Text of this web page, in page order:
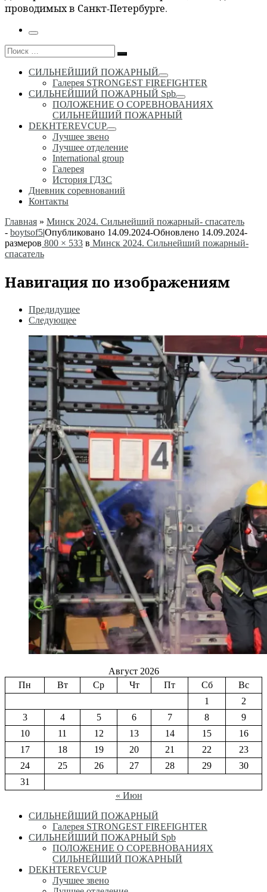
проводимых в Санкт-Петербурге.
Меню
Поиск
Поиск
…
СИЛЬНЕЙШИЙ ПОЖАРНЫЙ
Галерея STRONGEST FIREFIGHTER
СИЛЬНЕЙШИЙ ПОЖАРНЫЙ Spb
ПОЛОЖЕНИЕ О СОРЕВНОВАНИЯХ
СИЛЬНЕЙШИЙ ПОЖАРНЫЙ
DEKHTEREVCUP
Лучшее звено
Лучшее отделение
International group
Галерея
История ГДЗС
Дневник соревнований
Контакты
Главная » Минск 2024. Сильнейший пожарный- спасатель
- boytsof5|Опубликовано 14.09.2024-Обновлено 14.09.2024-
размеров 800 × 533 в Минск 2024. Сильнейший пожарный-
спасатель
Навигация по изображениям
Предидущее
Следующее
Август 2026
Пн
Вт Ср Чт Пт Сб
Вс
1
2
3
4 5 6 7 8
9
10
11 12 13 14 15
16
17
18 19 20 21 22
23
24
25 26 27 28 29
30
31
« Июн
СИЛЬНЕЙШИЙ ПОЖАРНЫЙ
Галерея STRONGEST FIREFIGHTER
СИЛЬНЕЙШИЙ ПОЖАРНЫЙ Spb
ПОЛОЖЕНИЕ О СОРЕВНОВАНИЯХ
СИЛЬНЕЙШИЙ ПОЖАРНЫЙ
DEKHTEREVCUP
Лучшее звено